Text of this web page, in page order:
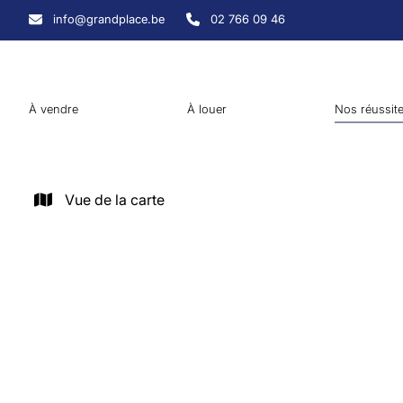
Aller au contenu principal
info@grandplace.be 02 766 09 46
À vendre À louer Nos
Vue de la carte